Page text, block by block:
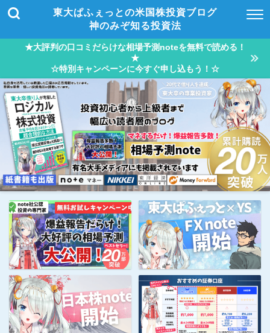
東大ぱふぇっとの米国株投資ブログ
神のみぞ知る投資法
★大評判の口コミだらけな相場予測noteを無料で読める！
★
☆特別キャンペーンに今すぐ申し込もう！☆